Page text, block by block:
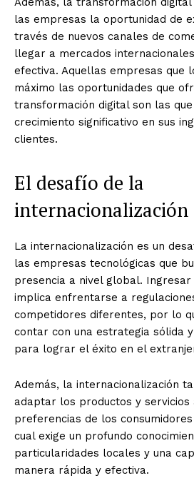
las empresas la oportunidad de
través de nuevos canales de
llegar a mercados
efectiva. Aquellas empresas que
máximo las oportunidades que
transformación digital son las
crecimiento significativo en sus
clientes.
El desafío de la
internacionalización
La internacionalización es un
las empresas tecnológicas que
presencia a nivel global. Ingresar
implica enfrentarse a
competidores diferentes, por lo
contar con una estrategia sólida
para lograr el éxito en el
Además, la internacionalización
adaptar los productos y servicios
preferencias de los
cual exige un profundo
particularidades locales y una
manera rápida y efectiva.